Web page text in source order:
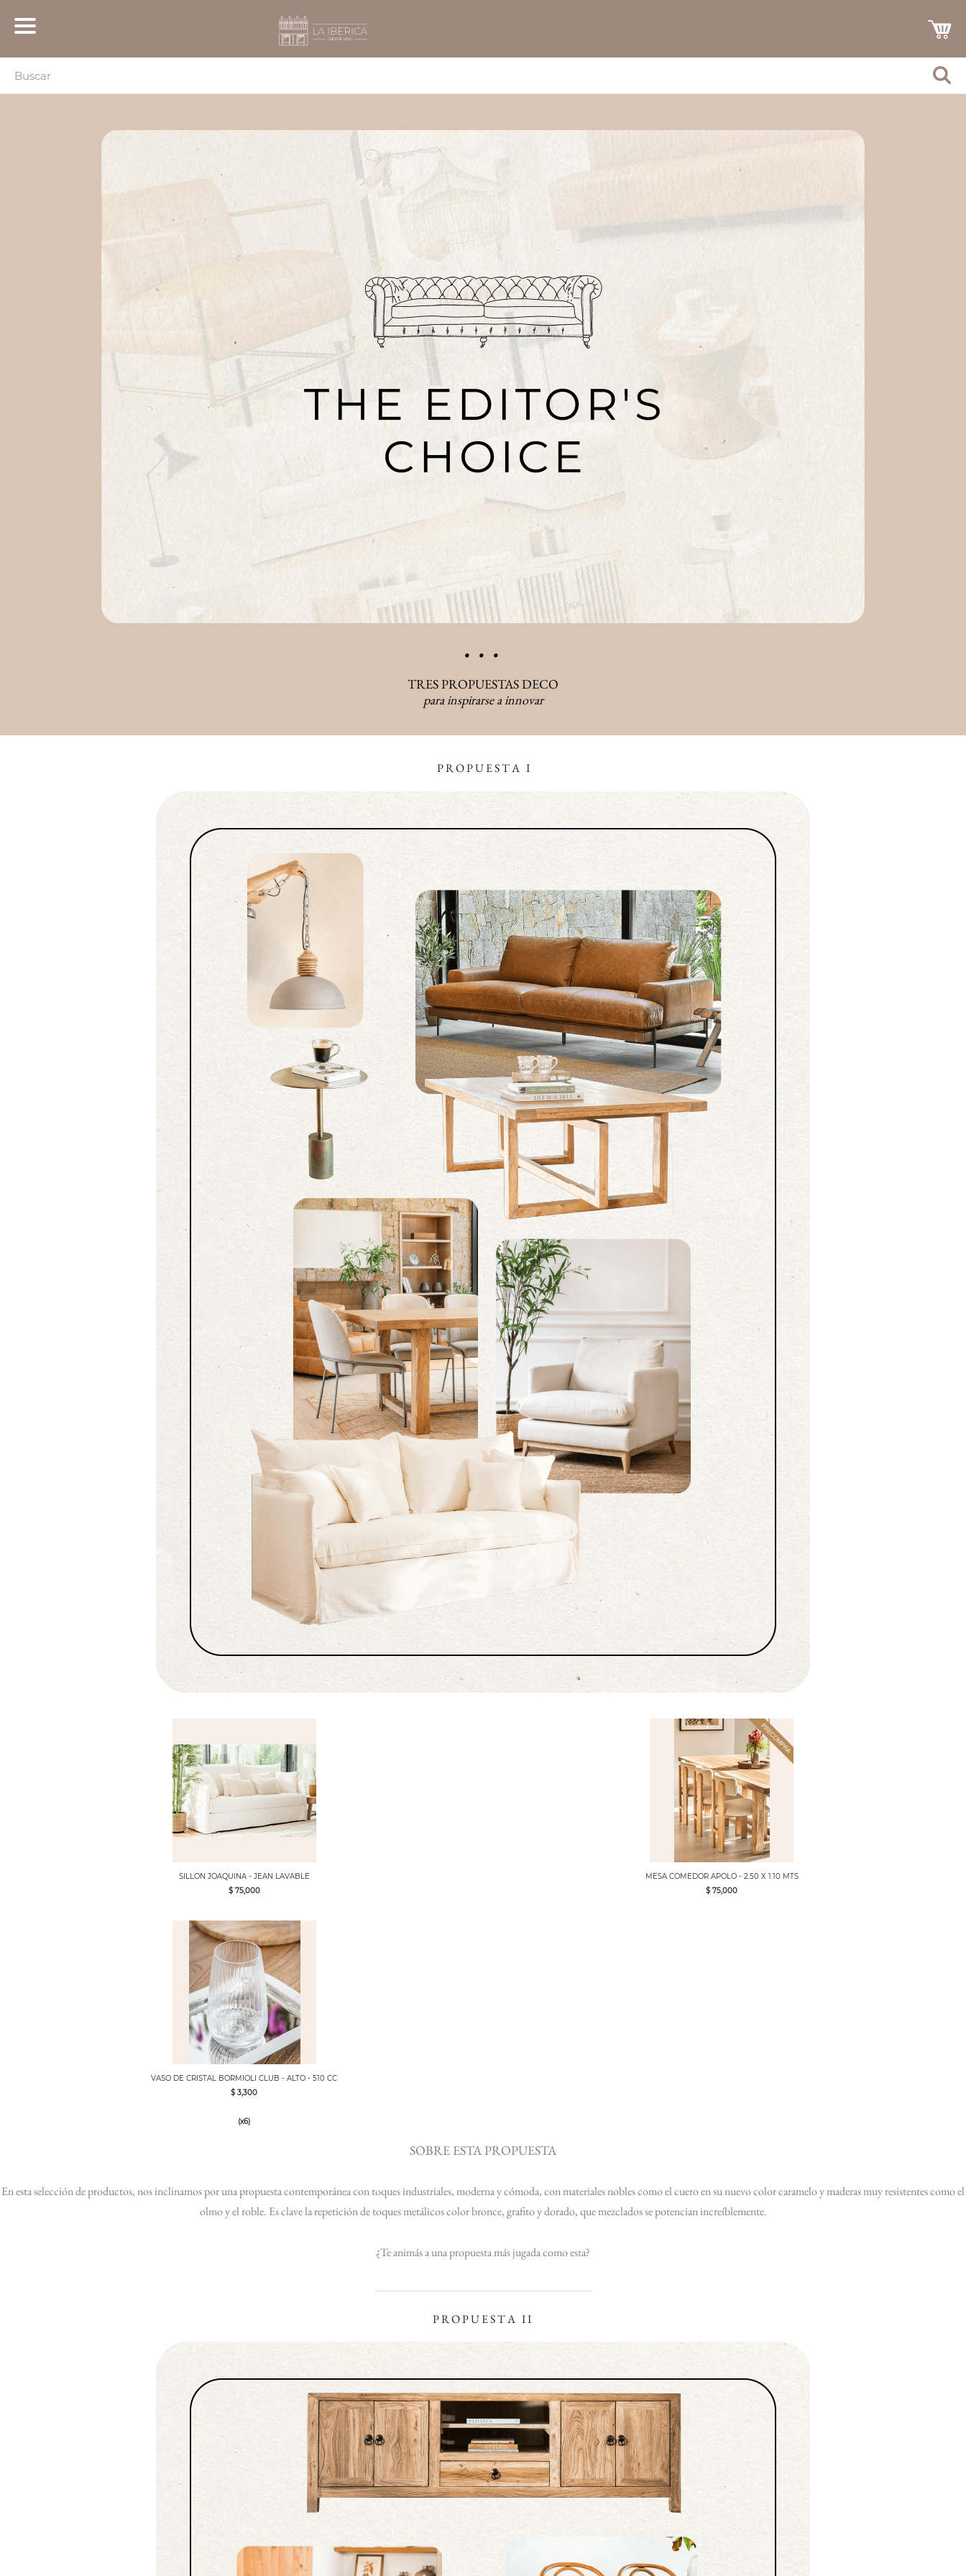
. . .
TRES PROPUESTAS DECO
para inspirarse a innovar
P R O P U E S T A I
SILLON JOAQUINA - JEAN LAVABLE
$ 75,000
MESA COMEDOR APOLO - 2.50 X 1.10 MTS
$ 75,000
VASO DE CRISTAL BORMIOLI CLUB - ALTO - 510 CC
$ 3,300
(x6)
SOBRE ESTA PROPUESTA
En esta selección de productos, nos inclinamos por una propuesta contemporánea con toques industriales, moderna y cómoda, con materiales nobles como el cuero en su nuevo color caramelo y maderas muy resistentes como el
olmo y el roble. Es clave la repetición de toques metálicos color bronce, grafito y dorado, que mezclados se potencian increíblemente.
¿Te animás a una propuesta más jugada como esta?
P R O P U E S T A I I